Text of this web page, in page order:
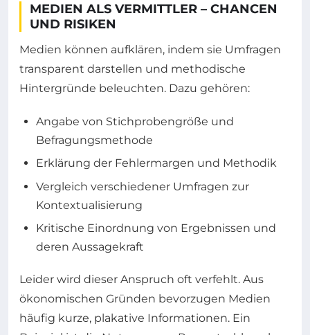
MEDIEN ALS VERMITTLER – CHANCEN
UND RISIKEN
Medien können aufklären, indem sie Umfragen
transparent darstellen und methodische
Hintergründe beleuchten. Dazu gehören:
Angabe von Stichprobengröße und
Befragungsmethode
Erklärung der Fehlermargen und Methodik
Vergleich verschiedener Umfragen zur
Kontextualisierung
Kritische Einordnung von Ergebnissen und
deren Aussagekraft
Leider wird dieser Anspruch oft verfehlt. Aus
ökonomischen Gründen bevorzugen Medien
häufig kurze, plakative Informationen. Ein